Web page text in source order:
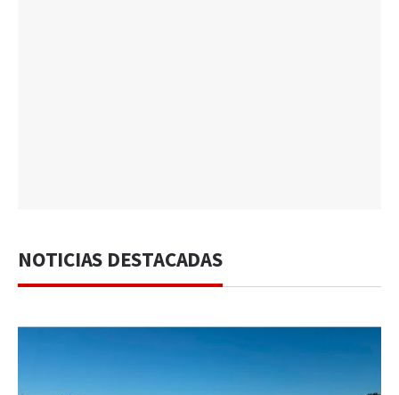
NOTICIAS DESTACADAS